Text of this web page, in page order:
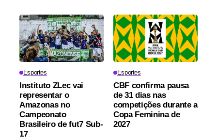
Esportes
Instituto ZLec vai
representar o
Amazonas no
Campeonato
Brasileiro de fut7 Sub-
17
Esportes
CBF confirma pausa
de 31 dias nas
competições durante a
Copa Feminina de
2027